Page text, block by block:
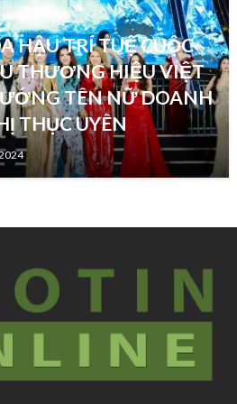
HẬU TRÍ TUỆ CUỘC
THƯƠNG HIỆU VIỆT
TÊN NỮ DOANH
THỤC UYÊN